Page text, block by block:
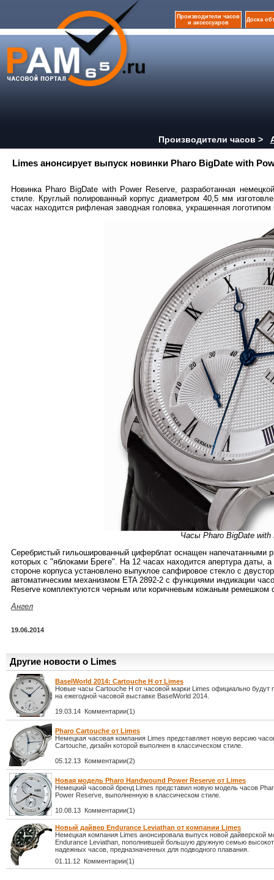
Производители часов
и аксессуаров
Доска
Производители часов >
Limes анонсирует выпуск новинки Pharo BigDate with
Новинка Pharo BigDate with Power Reserve, разработанная
стиле. Круглый полированный корпус диаметром 40,5 мм
часах находится рифленая заводная головка, украшенная логотипом
Часы Pharo BigDate
Серебристый гильошированный циферблат оснащен
которых с "яблоками Бреге". На 12 часах находится апертура даты,
стороне корпуса установлено выпуклое сапфировое стекло с
автоматическим механизмом ETA 2892-2 с функциями индикации
Reserve комплектуются черным или коричневым кожаным
Ангел
19.06.2014
Другие новости о Limes
BaselWorld 2014: Cartouche H от Limes
Новые часы Cartouche H от часовой марки Limes официально будут
на ежегодной часовой выставке BaselWorld 2014.
19.03.14 Комментарии(1)
Pharo Cartouche от Limes
Немецкая часовая компания Limes представляет новую версию
Cartouche, дизайн которой выполнен в классическом стиле.
05.12.13 Комментарии(2)
Новая модель Pharo Handwound Power Reserve от Limes
Немецкий часовой бренд Limes представил новую модель часов
Power Reserve, выполненную в классическом стиле.
10.08.13 Комментарии(1)
Новый дайвер Endurance Leviathan от компании Limes
Немецкая компания Limes анонсировала выпуск новой дайверской
Endurance Leviathan, пополнившей большую дружную семью
надежных часов, предназначенных для подводного плавания.
01.11.12 Комментарии(1)